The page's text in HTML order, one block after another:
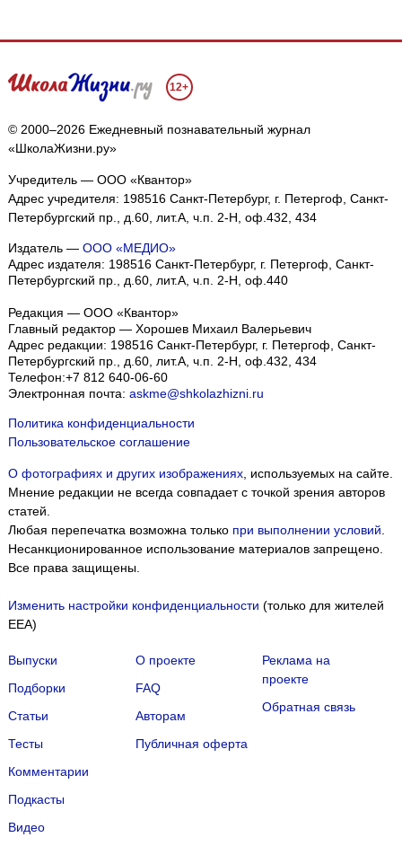
12+
© 2000–2026 Ежедневный познавательный журнал
«ШколаЖизни.ру»
Учредитель — ООО «Квантор»
Адрес учредителя: 198516 Санкт-Петербург, г. Петергоф, Санкт-
Петербургский пр., д.60, лит.А, ч.п. 2-Н, оф.432, 434
Издатель — ООО «МЕДИО»
Адрес издателя: 198516 Санкт-Петербург, г. Петергоф, Санкт-
Петербургский пр., д.60, лит.А, ч.п. 2-Н, оф.440
Редакция — ООО «Квантор»
Главный редактор — Хорошев Михаил Валерьевич
Адрес редакции: 198516 Санкт-Петербург, г. Петергоф, Санкт-
Петербургский пр., д.60, лит.А, ч.п. 2-Н, оф.432, 434
Телефон:+7 812 640-06-60
Электронная почта: askme@shkolazhizni.ru
Политика конфиденциальности
Пользовательское соглашение
О фотографиях и других изображениях, используемых на сайте.
Мнение редакции не всегда совпадает с точкой зрения авторов
статей.
Любая перепечатка возможна только при выполнении условий.
Несанкционированное использование материалов запрещено.
Все права защищены.
Изменить настройки конфиденциальности (только для жителей
EEA)
Выпуски
Подборки
Статьи
Тесты
Комментарии
Подкасты
Видео
О проекте
FAQ
Авторам
Публичная оферта
Реклама на
проекте
Обратная связь